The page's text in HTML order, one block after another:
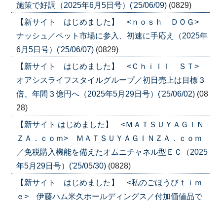
施策で好調（2025年6月5日号）('25/06/09) (0829)
【新サイト はじめました】 <ｎｏｓｈ ＤＯＧ>
ナッシュ／ペット市場に参入、初速に手応え（2025年
6月5日号）('25/06/07) (0829)
【新サイト はじめました】 <Ｃｈｉｌｌ ＳＴ>
オアシスライフスタイルグループ／初日売上は目標３
倍、年間３億円へ（2025年5月29日号）('25/06/02) (08
28)
【新サイト はじめました】 <ＭＡＴＳＵＹＡＧＩＮ
ＺＡ．ｃｏｍ> ＭＡＴＳＵＹＡＧＩＮＺＡ．ｃｏｍ
／免税購入機能を備えたオムニチャネル型ＥＣ（2025
年5月29日号）('25/05/30) (0828)
【新サイト はじめました】 <私のごほうびｔｉｍ
ｅ> 伊藤ハム米久ホールディングス／付加価値品で